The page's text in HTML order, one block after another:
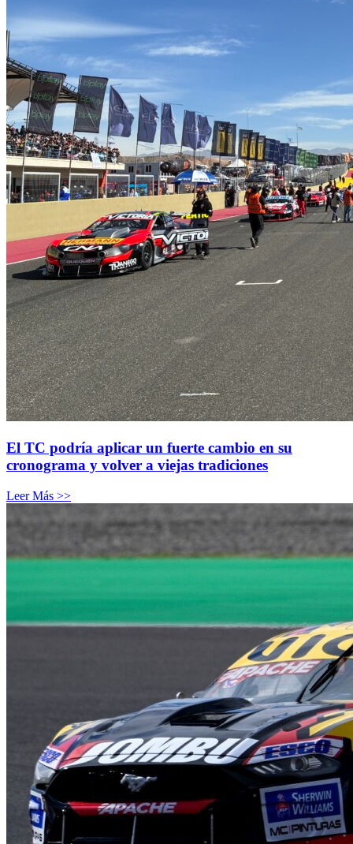
El TC podría aplicar un fuerte cambio en su
cronograma y volver a viejas tradiciones
Leer Más >>